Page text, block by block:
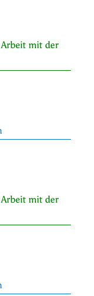
mit der
mit der